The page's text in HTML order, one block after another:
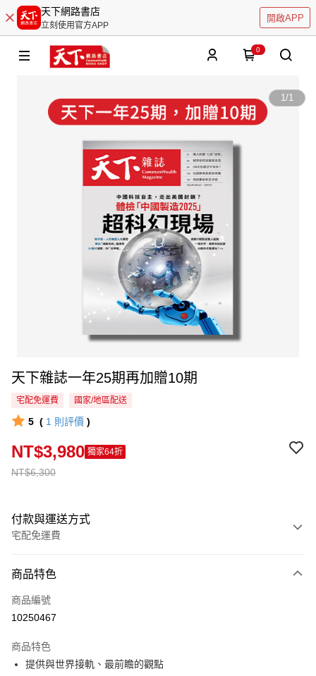
天下網路書店
立刻使用官方APP
開啟APP
0
1/1
天下雜誌一年25期再加贈10期
宅配免運費 國家/地區配送
5 ( 1 則評價 )
NT$6,300
NT$3,980 獨家64折
付款與運送方式
宅配免運費
信用卡一次付款
LINE Pay
街口支付
商品特色
商品編號
10250467
商品特色
提供與世界接軌、最前瞻的觀點